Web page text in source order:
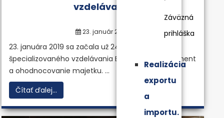
Záväzná
prihláška
Realizácia
exportu
a
importu.
vzdelávanie
23. január 2019
23. januára 2019 sa začala už 24. edícia
špecializovaného vzdelávania Ekonómia, manažment
a ohodnocovanie majetku. ...
Čítať ďalej...